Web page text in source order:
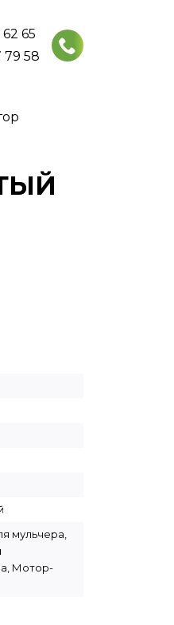
65
79 58
мульчера,
Мотор-